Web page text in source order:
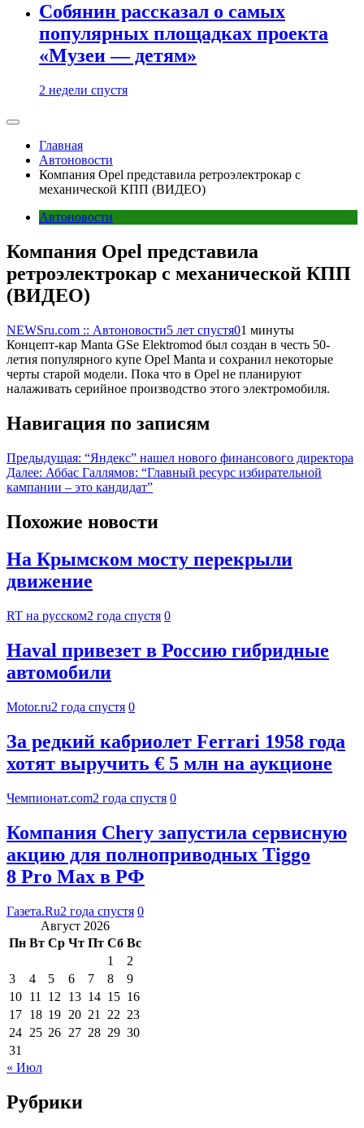
Собянин рассказал о самых
популярных площадках проекта
«Музеи — детям»
2 недели спустя
Главная
Автоновости
Компания Opel представила ретроэлектрокар с
механической КПП (ВИДЕО)
Автоновости
Компания Opel представила
ретроэлектрокар с механической КПП
(ВИДЕО)
NEWSru.com :: Автоновости5 лет спустя01 минуты
Концепт-кар Manta GSe Elektromod был создан в честь 50-
летия популярного купе Opel Manta и сохранил некоторые
черты старой модели. Пока что в Opel не планируют
налаживать серийное производство этого электромобиля.
Навигация по записям
Предыдущая: “Яндекс” нашел нового финансового директора
Далее: Аббас Галлямов: “Главный ресурс избирательной
кампании – это кандидат”
Похожие новости
На Крымском мосту перекрыли
движение
RT на русском2 года спустя 0
Haval привезет в Россию гибридные
автомобили
Motor.ru2 года спустя 0
За редкий кабриолет Ferrari 1958 года
хотят выручить € 5 млн на аукционе
Чемпионат.com2 года спустя 0
Компания Chery запустила сервисную
акцию для полноприводных Tiggo
8 Pro Max в РФ
Газета.Ru2 года спустя 0
Август 2026
Пн Вт Ср Чт Пт Сб Вс
1
2
3
4 5 6 7 8
9
10 11 12 13 14 15 16
17 18 19 20 21 22 23
24 25 26 27 28 29 30
31
« Июл
Рубрики